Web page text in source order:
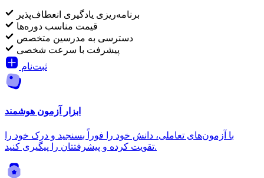
برنامه‌ریزی یادگیری انعطاف‌پذیر
قیمت مناسب دوره‌ها
دسترسی به مدرسین متخصص
پیشرفت با سرعت شخصی
ثبت‌نام
ابزار آزمون هوشمند
با آزمون‌های تعاملی، دانش خود را فوراً بسنجید و درک خود را
تقویت کرده و پیشرفتتان را پیگیری کنید.